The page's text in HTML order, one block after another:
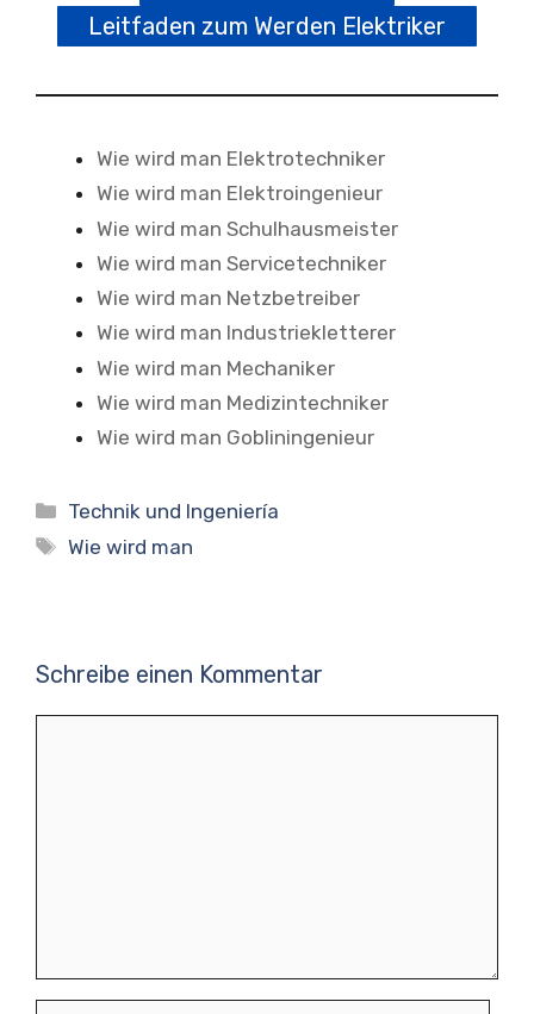
Leitfaden zum Werden Elektriker
Wie wird man Elektrotechniker
Wie wird man Elektroingenieur
Wie wird man Schulhausmeister
Wie wird man Servicetechniker
Wie wird man Netzbetreiber
Wie wird man Industriekletterer
Wie wird man Mechaniker
Wie wird man Medizintechniker
Wie wird man Gobliningenieur
Kategorien
Technik und Ingeniería
Schlagwörter
Wie wird man
Schreibe einen Kommentar